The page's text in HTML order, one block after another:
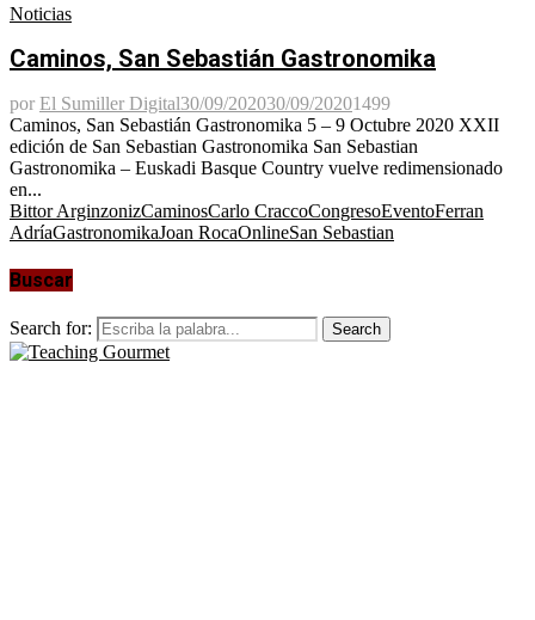
Noticias
Caminos, San Sebastián Gastronomika
por El Sumiller Digital30/09/202030/09/20201499
Caminos, San Sebastián Gastronomika 5 – 9 Octubre 2020 XXII
edición de San Sebastian Gastronomika San Sebastian
Gastronomika – Euskadi Basque Country vuelve redimensionado
en...
Bittor ArginzonizCaminosCarlo CraccoCongresoEventoFerran
AdríaGastronomikaJoan RocaOnlineSan Sebastian
Buscar
Search for: Search